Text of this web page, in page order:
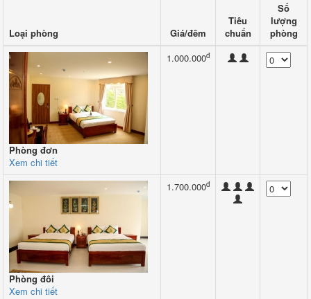
Loại phòng Giá/đêm
Tiêu
chuẩn
Số
lượng
phòng
Phòng đơn
Xem chi tiết
1.000.000đ
Phòng đôi
Xem chi tiết
1.700.000đ